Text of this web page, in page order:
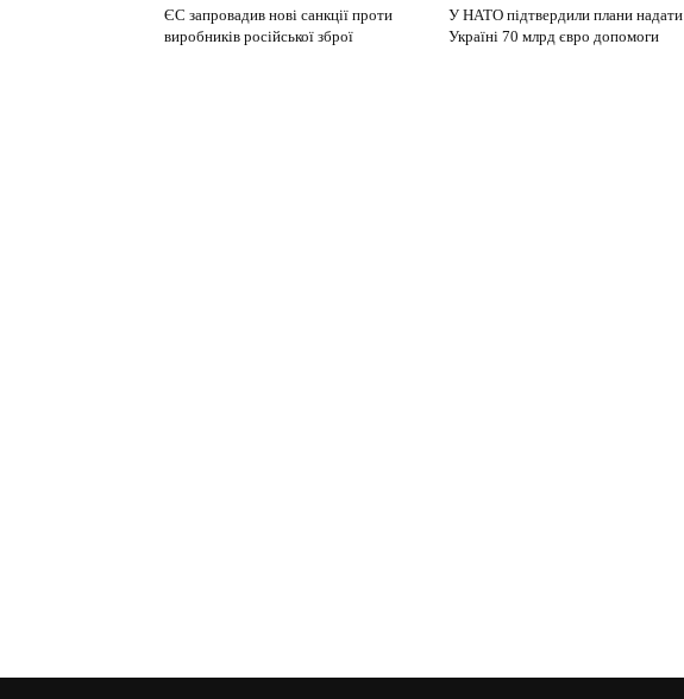
ЄС запровадив нові санкції проти
виробників російської зброї
У НАТО підтвердили плани надати
Україні 70 млрд євро допомоги